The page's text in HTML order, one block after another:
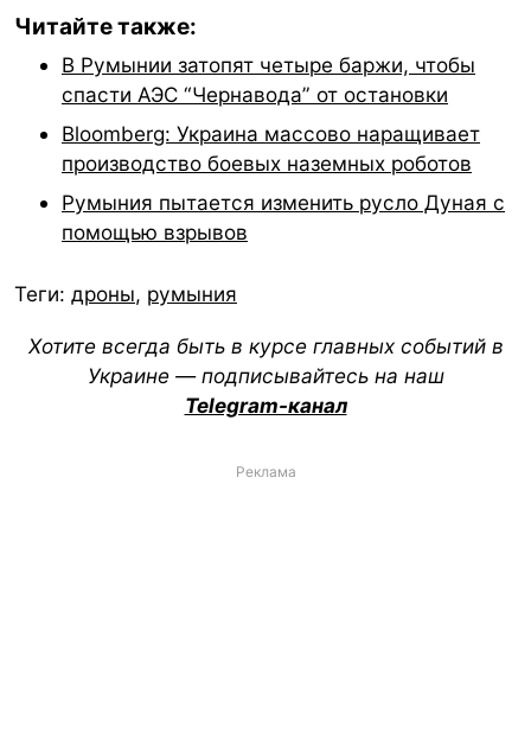
Читайте также:
В Румынии затопят четыре баржи, чтобы
спасти АЭС “Чернавода” от остановки
Bloomberg: Украина массово наращивает
производство боевых наземных роботов
Румыния пытается изменить русло Дуная с
помощью взрывов
Теги: дроны, румыния
Хотите всегда быть в курсе главных событий в
Украине — подписывайтесь на наш
Telegram-канал
Реклама